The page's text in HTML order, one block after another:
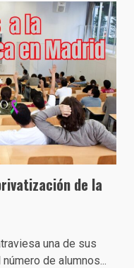
de la
una de sus
de alumnos...